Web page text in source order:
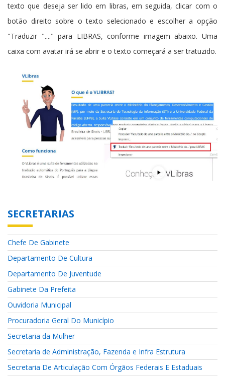
texto que deseja ser lido em libras, em seguida, clicar com o
botão direito sobre o texto selecionado e escolher a opção
"Traduzir "...." para LIBRAS, conforme imagem abaixo. Uma
caixa com avatar irá se abrir e o texto começará a ser tratuzido.
SECRETARIAS
Chefe De Gabinete
Departamento De Cultura
Departamento De Juventude
Gabinete Da Prefeita
Ouvidoria Municipal
Procuradoria Geral Do Município
Secretaria da Mulher
Secretaria de Administração, Fazenda e Infra Estrutura
Secretaria De Articulação Com Órgãos Federais E Estaduais